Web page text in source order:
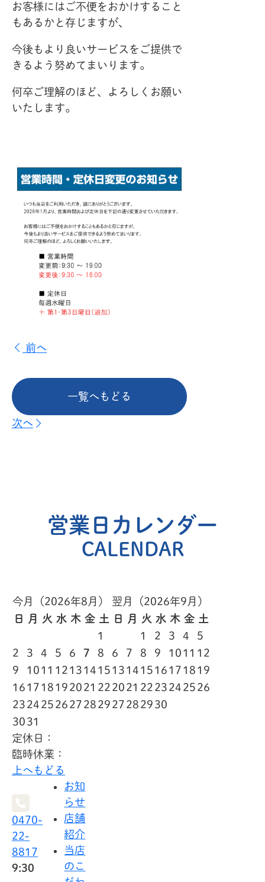
お客様にはご不便をおかけすること
もあるかと存じますが、
今後もより良いサービスをご提供で
きるよう努めてまいります。
何卒ご理解のほど、よろしくお願い
いたします。
前へ
一覧へもどる
次へ
営業日カレンダー
CALENDAR
今月（2026年8月）
日
月 火 水 木 金 土
1
2
3 4 5 6 7
8
9
10 11 12 13 14 15
16 17 18 19 20 21 22
23 24 25 26 27 28 29
30 31
翌月（2026年9月）
日
月 火 水 木 金 土
1
2 3 4
5
6
7 8 9 10 11 12
13 14 15 16 17 18 19
20 21 22 23 24 25 26
27 28 29 30
定休日：
臨時休業：
上へもどる
0470-
22-
8817
9:30
お知
らせ
店舗
紹介
当店
のこ